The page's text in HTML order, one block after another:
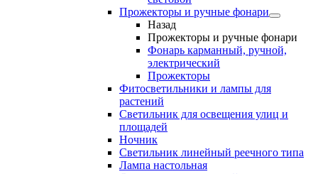
Прожекторы и ручные фонари
Назад
Прожекторы и ручные фонари
Фонарь карманный, ручной,
электрический
Прожекторы
Фитосветильники и лампы для
растений
Светильник для освещения улиц и
площадей
Ночник
Светильник линейный реечного типа
Лампа настольная